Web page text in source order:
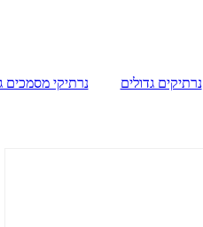
נרתיקים גדולים נרתיקי מסמכים